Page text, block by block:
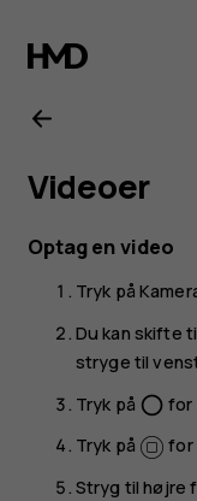
til
Nokia
4.2
Videoer
Optag en video
Tryk på
Du kan skifte
stryge til
Tryk på panorama_fish_eye for
Tryk på
for
Stryg til højre